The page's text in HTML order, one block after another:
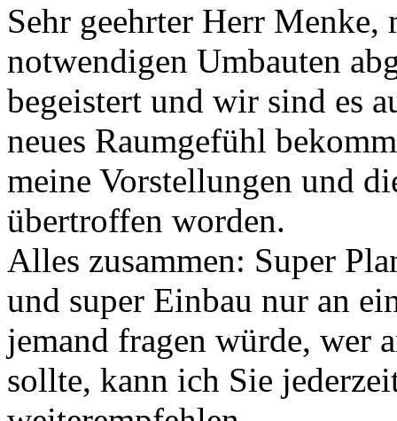
Sehr geehrter Herr
notwendigen Umbauten
begeistert und wir sind es
neues Raumgefühl
meine Vorstellungen und
übertroffen worden.
Alles zusammen: Super
und super Einbau nur an
jemand fragen würde, wer
sollte, kann ich Sie